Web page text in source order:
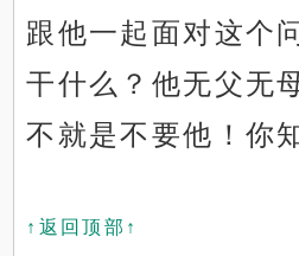
跟他一起面对这个
干什么？他无父无
不就是不要他！你
↑返回顶部↑